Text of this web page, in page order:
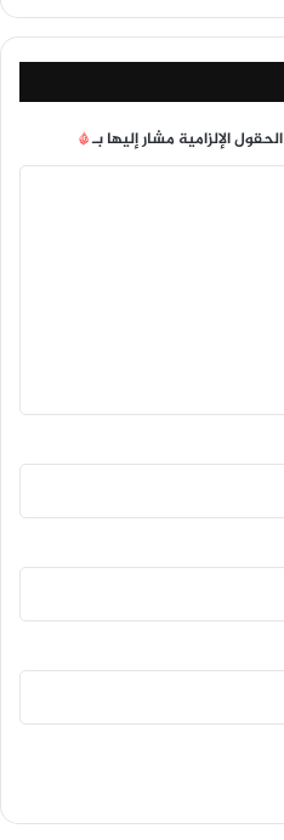
الحقول الإلزامية مشار إليها بـ*